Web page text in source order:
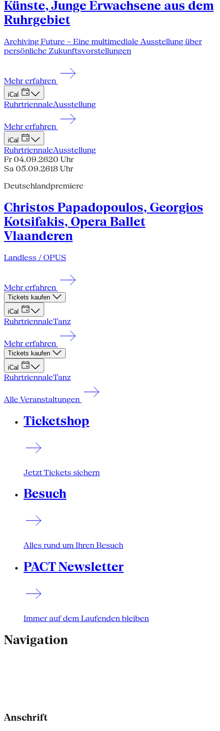
Künste, Junge Erwachsene aus dem
Ruhrgebiet
Archiving Future – Eine multimediale Ausstellung über
persönliche Zukunftsvorstellungen
Mehr erfahren
iCal
RuhrtriennaleAusstellung
Mehr erfahren
iCal
RuhrtriennaleAusstellung
Fr 04.09.2620 Uhr
Sa 05.09.2618 Uhr
Deutschlandpremiere
Christos Papadopoulos, Georgios
Kotsifakis, Opera Ballet
Vlaanderen
Landless / OPUS
Mehr erfahren
Tickets kaufen
iCal
RuhrtriennaleTanz
Mehr erfahren
Tickets kaufen
iCal
RuhrtriennaleTanz
Alle Veranstaltungen
Ticketshop
Jetzt Tickets sichern
Besuch
Alles rund um Ihren Besuch
PACT Newsletter
Immer auf dem Laufenden bleiben
Navigation
Anschrift